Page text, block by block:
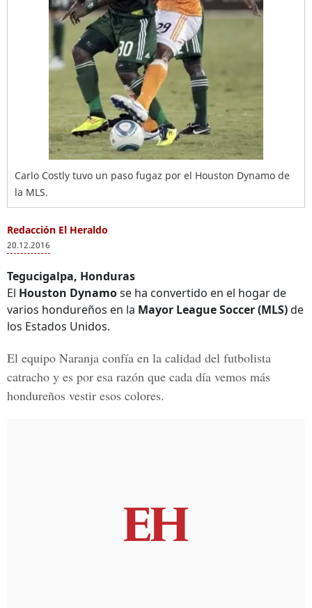
Carlo Costly tuvo un paso fugaz por el Houston Dynamo de
la MLS.
Redacción El Heraldo
20.12.2016
Tegucigalpa, Honduras
El Houston Dynamose ha convertido en el hogar de
varios hondureños en la Mayor League Soccer (MLS)de
los Estados Unidos.
El equipo Naranja confía en la calidad del futbolista
catracho y es por esa razón que cada día vemos más
hondureños vestir esos colores.